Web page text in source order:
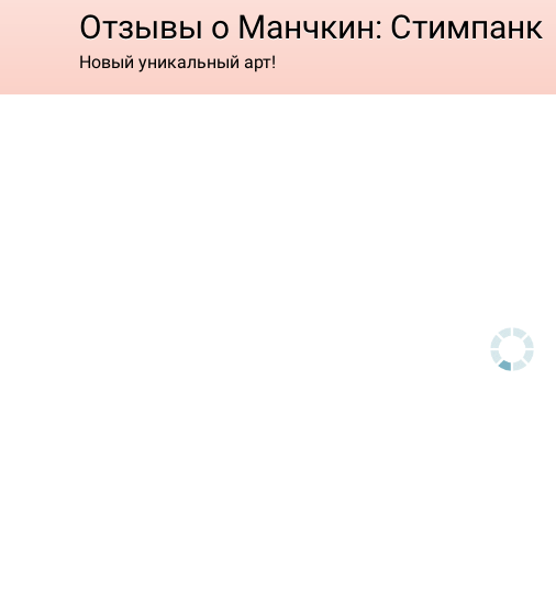
Отзывы о Манчкин: Стимпанк
Новый уникальный арт!